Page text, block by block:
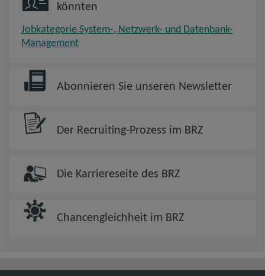
könnten
Jobkategorie System-, Netzwerk- und Datenbank-
Management
Abonnieren Sie unseren Newsletter
Der Recruiting-Prozess im BRZ
Die Karriereseite des BRZ
Chancengleichheit im BRZ